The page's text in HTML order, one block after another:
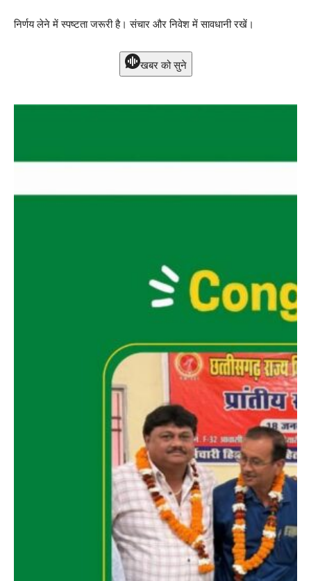
निर्णय लेने में स्पष्टता जरूरी है। संचार और निवेश में सावधानी रखें।
खबर को सुने